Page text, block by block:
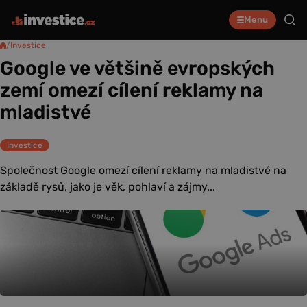
Menu
/Investice
Google ve většině evropských
zemí omezí cílení reklamy na
mladistvé
Investice
Společnost Google omezí cílení reklamy na mladistvé na
základě rysů, jako je věk, pohlaví a zájmy...